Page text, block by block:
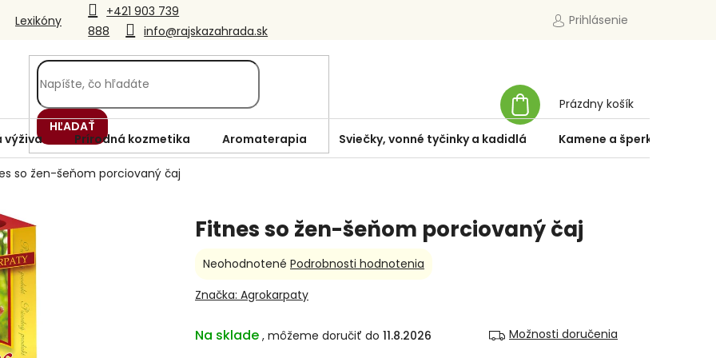
+421 903 739
888
info@rajskazahrada.sk
Lexikóny Prihlásenie
HĽADAŤ
KOŠÍK
Prázdny košík
výživa Prírodná kozmetika Aromaterapia Sviečky, vonné tyčinky a kadidlá Kamene a šperky
so žen-šeňom porciovaný čaj
Fitnes so žen-šeňom porciovaný čaj
Na sklade 11.8.2026 Možnosti doručenia
Priemerné
produktu
z
Neohodnotené Podrobnosti hodnotenia
Značka: Agrokarpaty